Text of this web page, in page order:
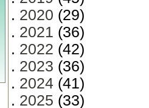
. 2020 (29)
. 2021 (36)
. 2022 (42)
. 2023 (36)
. 2024 (41)
. 2025 (33)